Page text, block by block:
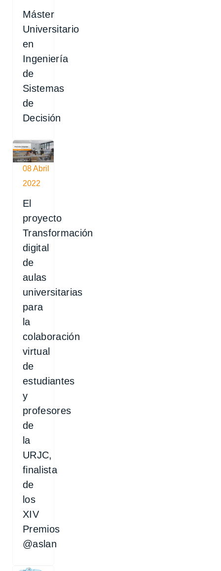
Máster
Universitario
en
Ingeniería
de
Sistemas
de
Decisión
08 Abril
2022
El
proyecto
Transformación
digital
de
aulas
universitarias
para
la
colaboración
virtual
de
estudiantes
y
profesores
de
la
URJC,
finalista
de
los
XIV
Premios
@aslan